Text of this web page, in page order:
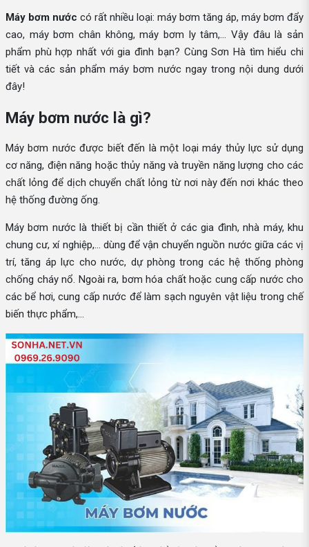
Máy bơm nước có rất nhiều loại: máy bơm tăng áp, máy bơm đẩy
cao, máy bơm chân không, máy bơm ly tâm,... Vậy đâu là sản
phẩm phù hợp nhất với gia đình bạn? Cùng Sơn Hà tìm hiểu chi
tiết và các sản phẩm máy bơm nước ngay trong nội dung dưới
đây!
Máy bơm nước là gì?
Máy bơm nước được biết đến là một loại máy thủy lực sử dụng
cơ năng, điện năng hoặc thủy năng và truyền năng lượng cho các
chất lỏng để dịch chuyển chất lỏng từ nơi này đến nơi khác theo
hệ thống đường ống.
Máy bơm nước là thiết bị cần thiết ở các gia đình, nhà máy, khu
chung cư, xí nghiệp,... dùng để vận chuyển nguồn nước giữa các vị
trí, tăng áp lực cho nước, dự phòng trong các hệ thống phòng
chống cháy nổ. Ngoài ra, bơm hóa chất hoặc cung cấp nước cho
các bể hơi, cung cấp nước để làm sạch nguyên vật liệu trong chế
biến thực phẩm,...